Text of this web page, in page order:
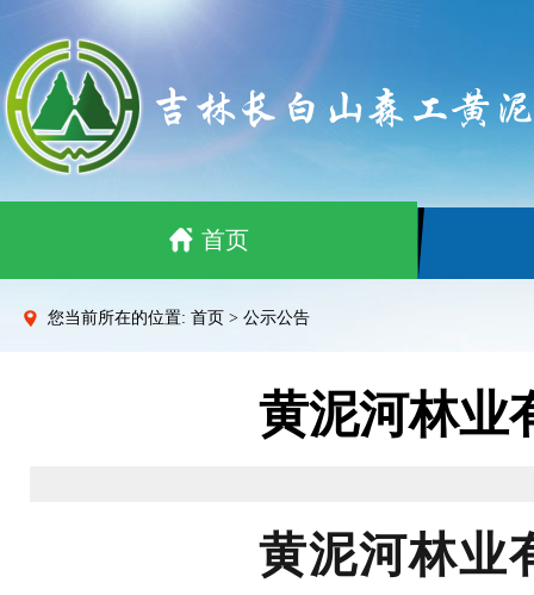
首页
您当前所在的位置: 首页 > 公示公告
黄泥河林业
黄泥河林业